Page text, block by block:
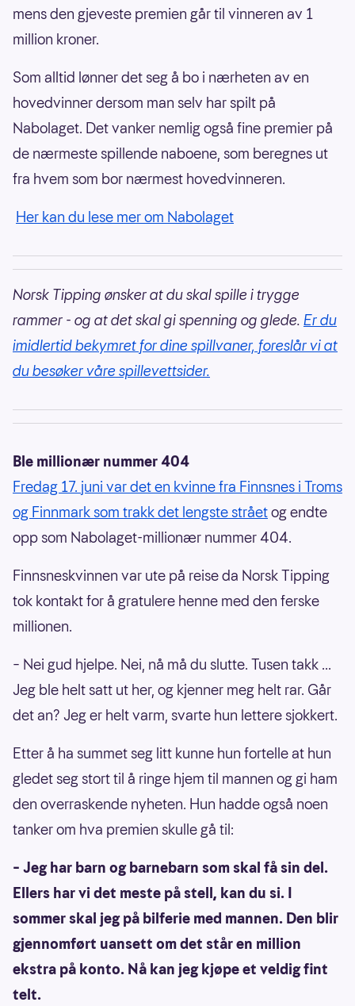
mens den gjeveste premien går til vinneren av 1
million kroner.
Som alltid lønner det seg å bo i nærheten av en
hovedvinner dersom man selv har spilt på
Nabolaget. Det vanker nemlig også fine premier på
de nærmeste spillende naboene, som beregnes ut
fra hvem som bor nærmest hovedvinneren.
Her kan du lese mer om Nabolaget
Norsk Tipping ønsker at du skal spille i trygge
rammer - og at det skal gi spenning og glede. Er du
imidlertid bekymret for dine spillvaner, foreslår vi at
du besøker våre spillevettsider.
Ble millionær nummer 404
Fredag 17. juni var det en kvinne fra Finnsnes i Troms
og Finnmark som trakk det lengste stråetog endte
opp som Nabolaget-millionær nummer 404.
Finnsneskvinnen var ute på reise da Norsk Tipping
tok kontakt for å gratulere henne med den ferske
millionen.
– Nei gud hjelpe. Nei, nå må du slutte. Tusen takk ...
Jeg ble helt satt ut her, og kjenner meg helt rar. Går
det an? Jeg er helt varm, svarte hun lettere sjokkert.
Etter å ha summet seg litt kunne hun fortelle at hun
gledet seg stort til å ringe hjem til mannen og gi ham
den overraskende nyheten. Hun hadde også noen
tanker om hva premien skulle gå til:
– Jeg har barn og barnebarn som skal få sin del.
Ellers har vi det meste på stell, kan du si. I
sommer skal jeg på bilferie med mannen. Den blir
gjennomført uansett om det står en million
ekstra på konto. Nå kan jeg kjøpe et veldig fint
telt.